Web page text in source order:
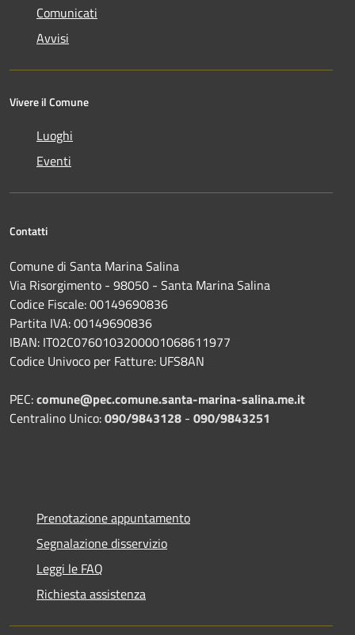
Comunicati
Avvisi
Vivere il Comune
Luoghi
Eventi
Contatti
Comune di Santa Marina Salina
Via Risorgimento - 98050 - Santa Marina Salina
Codice Fiscale: 00149690836
Partita IVA: 00149690836
IBAN: IT02C0760103200001068611977
Codice Univoco per Fatture: UFS8AN
PEC:comune@pec.comune.santa-marina-salina.me.it
Centralino Unico:090/9843128 - 090/9843251
Prenotazione appuntamento
Segnalazione disservizio
Leggi le FAQ
Richiesta assistenza